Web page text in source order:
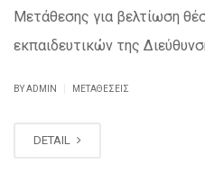
Μετάθεσης για βελτίωση
εκπαιδευτικών της
BY ADMIN ΜΕΤΑΘΈΣΕΙΣ
DETAIL